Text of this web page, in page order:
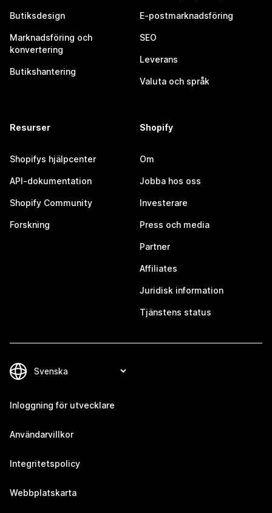
Butiksdesign
Marknadsföring och
konvertering
Butikshantering
E-postmarknadsföring
SEO
Leverans
Valuta och språk
Resurser
Shopifys hjälpcenter
API-dokumentation
Shopify Community
Forskning
Shopify
Om
Jobba hos oss
Investerare
Press och media
Partner
Affiliates
Juridisk information
Tjänstens status
Inloggning för utvecklare
Användarvillkor
Integritetspolicy
Webbplatskarta